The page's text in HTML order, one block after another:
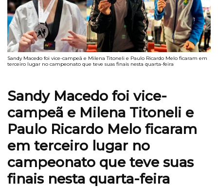
Sandy Macedo foi vice-campeã e Milena Titoneli e Paulo Ricardo Melo ficaram em
terceiro lugar no campeonato que teve suas finais nesta quarta-feira
Sandy Macedo foi vice-
campeã e Milena Titoneli e
Paulo Ricardo Melo ficaram
em terceiro lugar no
campeonato que teve suas
finais nesta quarta-feira